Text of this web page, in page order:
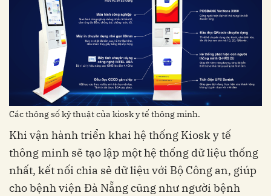
Các thông số kỹ thuật của kiosk y tế thông minh.
Khi vận hành triển khai hệ thống Kiosk y tế
thông minh sẽ tạo lập một hệ thống dữ liệu thống
nhất, kết nối chia sẻ dữ liệu với Bộ Công an, giúp
cho bệnh viện Đà Nẵng cũng như người bệnh